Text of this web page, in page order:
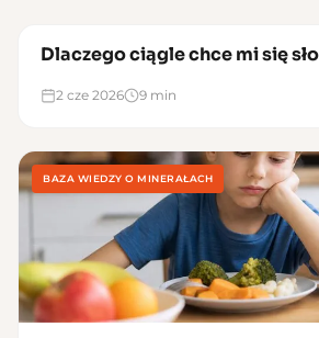
BAZA WIEDZY O MINERAŁACH
Dlaczego ciągle chce mi się
2 cze 2026 9 min
BAZA WIEDZY O MINERAŁACH